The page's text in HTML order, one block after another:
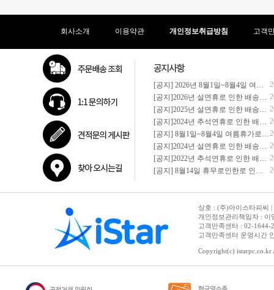
회사소개 이용약관 개인정보취급방침 고객
[공지] 2026년 8월1일~8월4일 여름휴가로 인한 배송안내
[공지]2026년 설연휴로 인한 배송안내
[공지]2025년 설연휴로 인한 배송안내
[공지]2024년 추석연휴로 인한 배송안내
[공지] 8월1일~8월4일 여름휴가로 인한 배송안내
[공지]2024년 설연휴로 인한 배송안내
[공지]2022년 추석연휴로 인한 배송안내
[공지] 8월14일 휴무로인한로 인한 배송안내
상호 : (주)아이스타피씨
개인정보관리책임자 : 이
고객만족센터 : 02-1644-
고객만족센터 운영시간
Copyright(c) istarpc.co.kr